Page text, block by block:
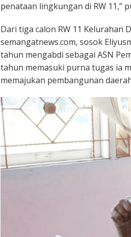
penataan lingkungan di RW 11,”
Dari tiga calon RW 11 Kelurahan
semangatnews.com, sosok
tahun mengabdi sebagai ASN
tahun memasuki purna tugas ia
memajukan pembangunan